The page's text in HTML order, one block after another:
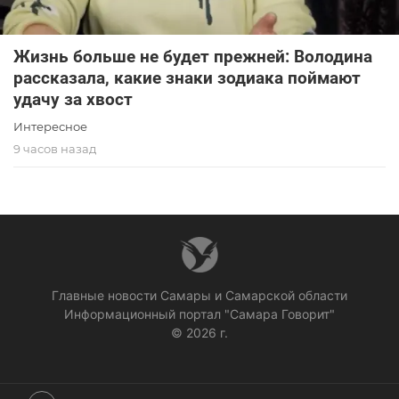
Жизнь больше не будет прежней: Володина
рассказала, какие знаки зодиака поймают
удачу за хвост
Интересное
9 часов назад
Главные новости Самары и Самарской области
Информационный портал "Самара Говорит"
© 2026 г.